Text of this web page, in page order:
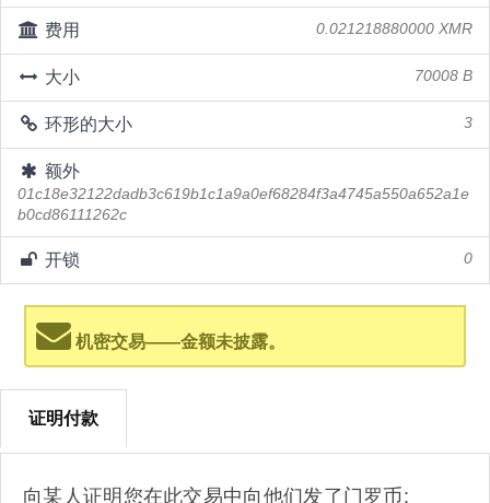
费用 0.021218880000 XMR
大小 70008 B
环形的大小 3
额外
01c18e32122dadb3c619b1c1a9a0ef68284f3a4745a550a652a1e
b0cd86111262c
开锁 0
机密交易——金额未披露。
证明付款
向某人证明您在此交易中向他们发了门罗币: